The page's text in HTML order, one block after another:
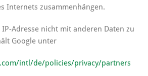
Internets zusammenhängen.
Adresse nicht mit anderen Daten zu
Google unter
intl/de/policies/privacy/partners